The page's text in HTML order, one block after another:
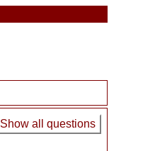
Show all questions